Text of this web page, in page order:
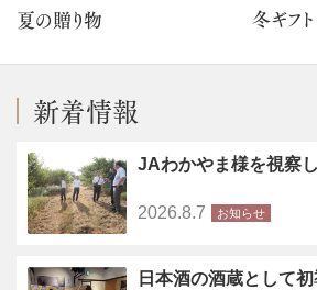
夏の贈り物 冬ギフト
新着情報
JAわかやま様を視察
2026.8.7 お知らせ
日本酒の酒蔵として初